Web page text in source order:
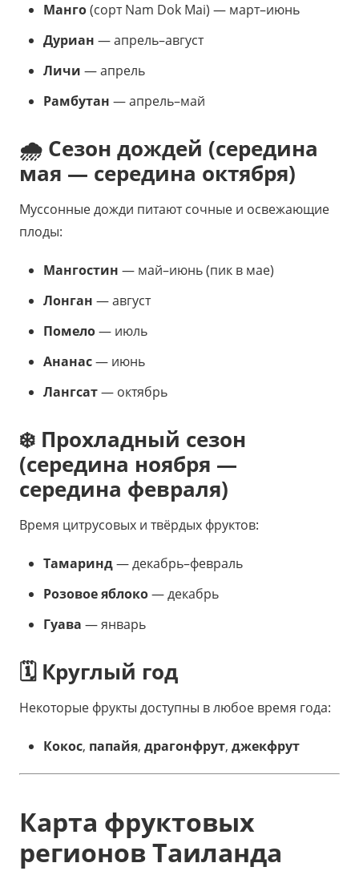
Манго(сорт Nam Dok Mai) — март–июнь
Дуриан — апрель–август
Личи — апрель
Рамбутан — апрель–май
🌧️ Сезон дождей (середина
мая — середина октября)
Муссонные дожди питают сочные и освежающие
плоды:
Мангостин — май–июнь (пик в мае)
Лонган — август
Помело— июль
Ананас— июнь
Лангсат— октябрь
❄️ Прохладный сезон
(середина ноября —
середина февраля)
Время цитрусовых и твёрдых фруктов:
Тамаринд— декабрь–февраль
Розовое яблоко— декабрь
Гуава — январь
🗓️ Круглый год
Некоторые фрукты доступны в любое время года:
Кокос, папайя, драгонфрут, джекфрут
Карта фруктовых
регионов Таиланда